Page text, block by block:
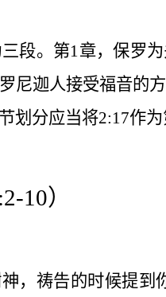
段。第1章，保罗
尼迦人接受福音的
划分应当将2:17作
10）
，祷告的时候提到